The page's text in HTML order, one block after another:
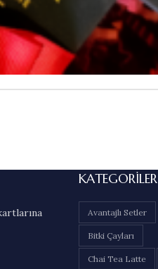
KATEGORILER
Avantajlı Setler
Bitki Çayları
Chai Tea Latte